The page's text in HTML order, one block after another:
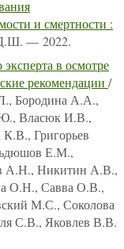
и смертности :
— 2022.
в осмотре
рекомендации /
Бородина А.А.,
Власюк И.В.,
Григорьев
Е.М.,
А.Н., Никитин А.В.,
О.Н., Савва О.В.,
М.С., Соколова
С.В., Яковлев В.В.